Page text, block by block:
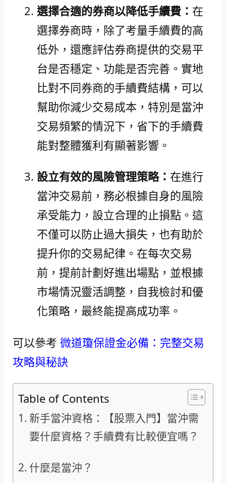
選擇合適的券商以降低手續費： 在
選擇券商時，除了考量手續費的高
低外，還應評估券商提供的交易平
台是否穩定、功能是否完善。實地
比對不同券商的手續費結構，可以
幫助你減少交易成本，特別是當沖
交易頻繁的情況下，省下的手續費
能對整體獲利有顯著影響。
設立有效的風險管理策略： 在進行
當沖交易前，務必根據自身的風險
承受能力，設立合理的止損點。這
不僅可以防止過大損失，也有助於
提升你的交易紀律。在每次交易
前，提前計劃好進出場點，並根據
市場情況靈活調整，自我檢討和優
化策略，最終能提高成功率。
可以參考 微道瓊保證金必備：完整交易
攻略與秘訣
Table of Contents
新手當沖資格：【股票入門】當沖需
要什麼資格？手續費有比較便宜嗎？
什麼是當沖？